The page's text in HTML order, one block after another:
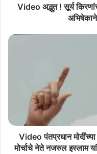
अभिषेकाने
Video अद्भुत ! सूर्य
Video
मोर्चाचे
नजरुल
Video पंतप्रधान मोदींच्या
मोर्चाचे नेते नजरुल इस्लाम